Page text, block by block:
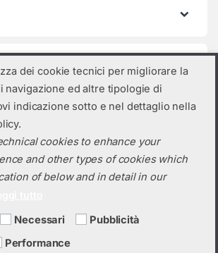
dei cookie tecnici per migliorare la
navigazione ed altre tipologie di
indicazione sotto e nel dettaglio nella
cookies to enhance your
and other types of cookies which
of below and in detail in our
Necessari
Pubblicità
Performance